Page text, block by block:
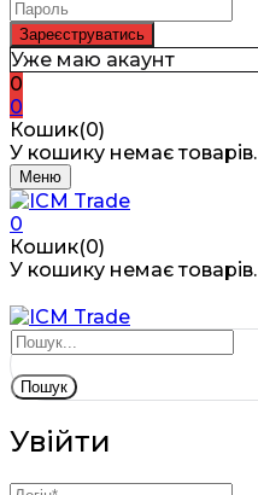
Уже маю акаунт
0
0
Кошик(0)
У кошику немає товарів.
Меню
0
Кошик(0)
У кошику немає товарів.
Пошук
Увійти